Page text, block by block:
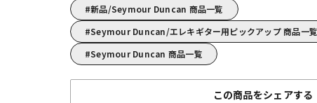
新品/Seymour Duncan 商品一覧
Seymour Duncan/エレキギター用ピックアップ 商品一覧
Seymour Duncan 商品一覧
この商品をシェアする